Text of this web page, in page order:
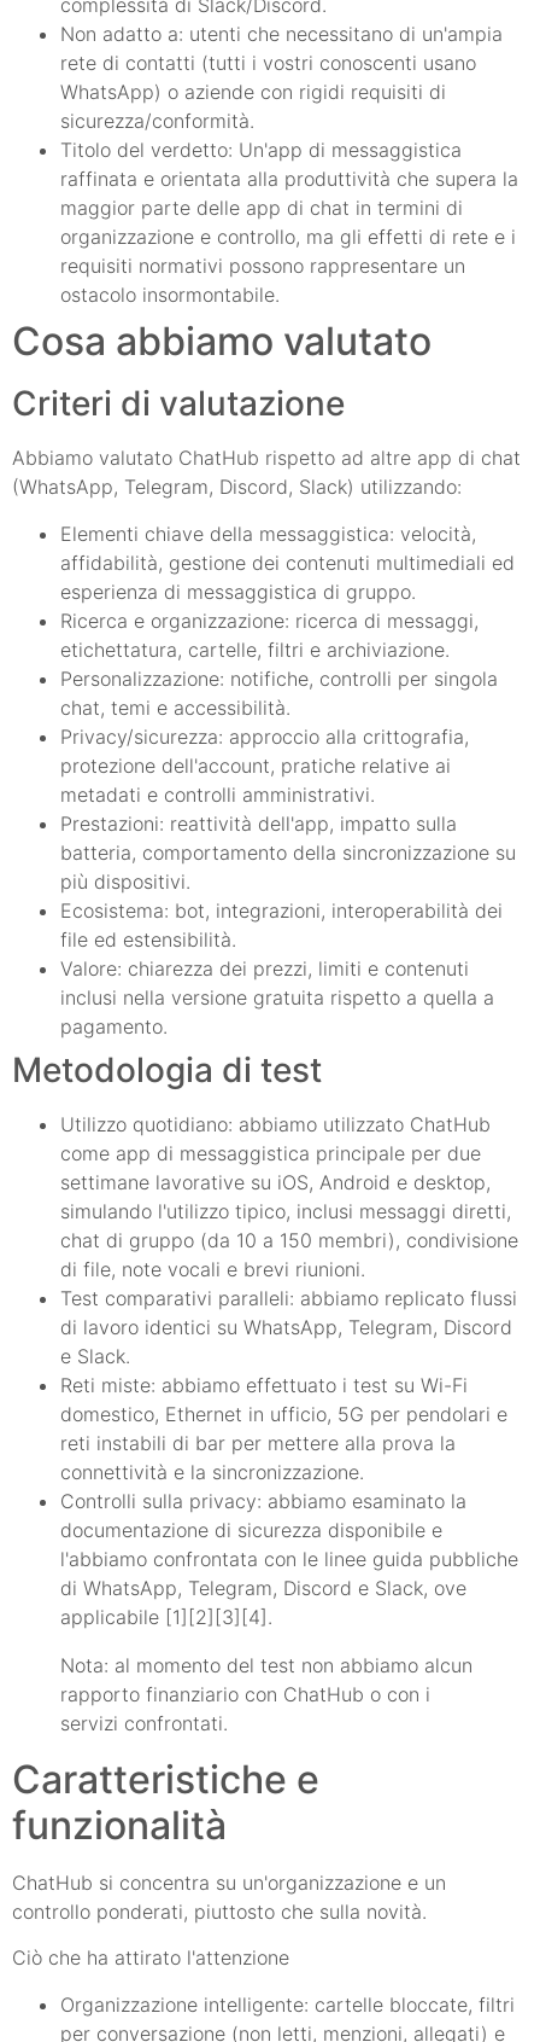
complessità di Slack/Discord.
Non adatto a: utenti che necessitano di un'ampia
rete di contatti (tutti i vostri conoscenti usano
WhatsApp) o aziende con rigidi requisiti di
sicurezza/conformità.
Titolo del verdetto: Un'app di messaggistica
raffinata e orientata alla produttività che supera la
maggior parte delle app di chat in termini di
organizzazione e controllo, ma gli effetti di rete e i
requisiti normativi possono rappresentare un
ostacolo insormontabile.
Cosa abbiamo valutato
Criteri di valutazione
Abbiamo valutato ChatHub rispetto ad altre app di chat
(WhatsApp, Telegram, Discord, Slack) utilizzando:
Elementi chiave della messaggistica: velocità,
affidabilità, gestione dei contenuti multimediali ed
esperienza di messaggistica di gruppo.
Ricerca e organizzazione: ricerca di messaggi,
etichettatura, cartelle, filtri e archiviazione.
Personalizzazione: notifiche, controlli per singola
chat, temi e accessibilità.
Privacy/sicurezza: approccio alla crittografia,
protezione dell'account, pratiche relative ai
metadati e controlli amministrativi.
Prestazioni: reattività dell'app, impatto sulla
batteria, comportamento della sincronizzazione su
più dispositivi.
Ecosistema: bot, integrazioni, interoperabilità dei
file ed estensibilità.
Valore: chiarezza dei prezzi, limiti e contenuti
inclusi nella versione gratuita rispetto a quella a
pagamento.
Metodologia di test
Utilizzo quotidiano: abbiamo utilizzato ChatHub
come app di messaggistica principale per due
settimane lavorative su iOS, Android e desktop,
simulando l'utilizzo tipico, inclusi messaggi diretti,
chat di gruppo (da 10 a 150 membri), condivisione
di file, note vocali e brevi riunioni.
Test comparativi paralleli: abbiamo replicato flussi
di lavoro identici su WhatsApp, Telegram, Discord
e Slack.
Reti miste: abbiamo effettuato i test su Wi-Fi
domestico, Ethernet in ufficio, 5G per pendolari e
reti instabili di bar per mettere alla prova la
connettività e la sincronizzazione.
Controlli sulla privacy: abbiamo esaminato la
documentazione di sicurezza disponibile e
l'abbiamo confrontata con le linee guida pubbliche
di WhatsApp, Telegram, Discord e Slack, ove
applicabile [1][2][3][4].
Nota: al momento del test non abbiamo alcun
rapporto finanziario con ChatHub o con i
servizi confrontati.
Caratteristiche e
funzionalità
ChatHub si concentra su un'organizzazione e un
controllo ponderati, piuttosto che sulla novità.
Ciò che ha attirato l'attenzione
Organizzazione intelligente: cartelle bloccate, filtri
per conversazione (non letti, menzioni, allegati) e